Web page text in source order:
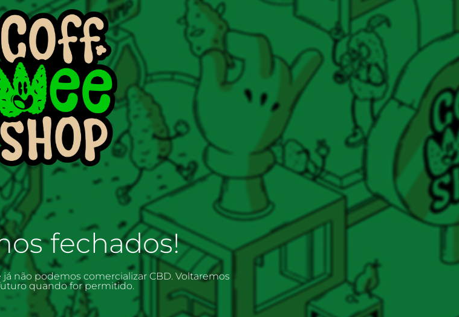
fechados!
não podemos comercializar CBD. Voltaremos
quando for permitido.